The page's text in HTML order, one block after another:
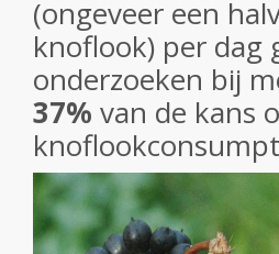
(ongeveer een
knoflook) per dag
onderzoeken bij
37% van de kans